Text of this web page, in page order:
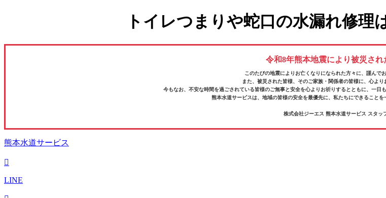
トイレつまりや蛇口の水漏れ修理
令和8年熊本地震により被災され
このたびの地震によりお亡くなりになられた方々に、 謹んで
また、被災された皆様、そのご家族・関係者の皆様に、 心より
今もなお、不安な時間を過ごされている皆様のご無事と安全を心よりお祈りするとともに、 一日
熊本水道サービスは、地域の皆様の安全を最優先に、 私たちにできることを
株式会社ジーエス 熊本水道サービス スタッ
熊本水道サービス
LINE